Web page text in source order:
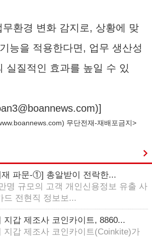
무환경 변화 감지로, 상황에 맞
능을 적용한다면, 업무 생산성
실질적인 효과를 높일 수 있
)]
) 무단전재-재배포금지>
재 파문-①] 총알받이 전락한...
명 규모의 고객 개인신용정보 유출 사
드 전현직 정보보...
지갑 제조사 코인카이트, 8860...
지갑 제조사 코인카이트(Coinkite)가